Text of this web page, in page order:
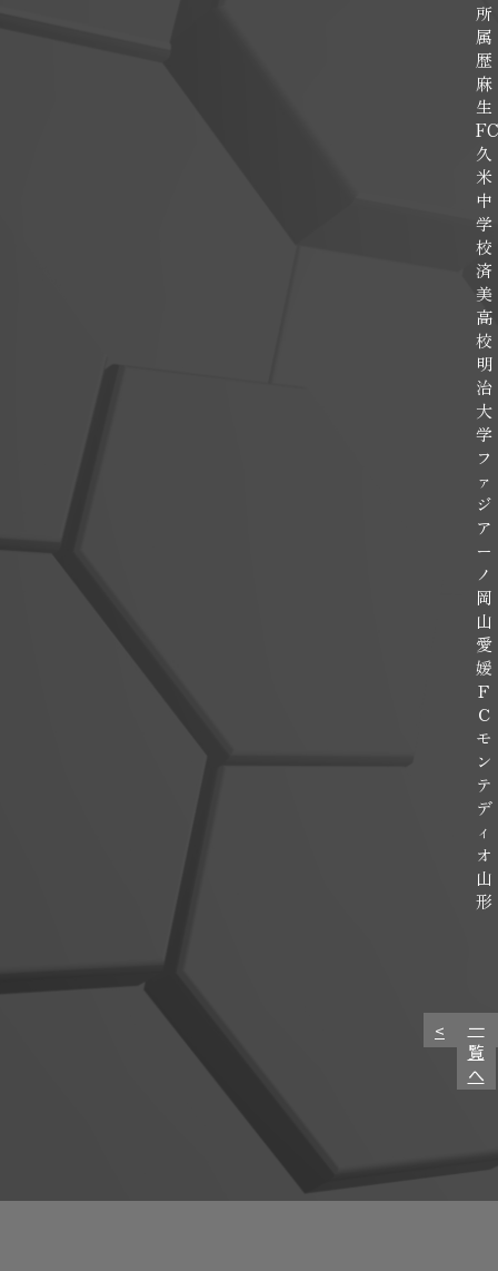
所
属
歴
麻
生
FC
久
米
中
学
校
済
美
高
校
明
治
大
学
フ
ァ
ジ
ア
ー
ノ
岡
山
愛
媛
Ｆ
Ｃ
モ
ン
テ
デ
ィ
オ
山
形
<
一
覧
へ